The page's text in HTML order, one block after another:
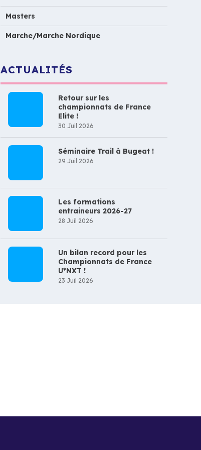
Masters
Marche/Marche Nordique
ACTUALITÉS
Retour sur les
championnats de France
Elite !
30 Juil 2026
Séminaire Trail à Bugeat !
29 Juil 2026
Les formations
entraineurs 2026-27
28 Juil 2026
Un bilan record pour les
Championnats de France
U*NXT !
23 Juil 2026